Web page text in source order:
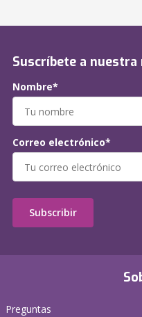
Preguntas
Suscríbete a
Nombre*
Correo electrónico*
Subscribir